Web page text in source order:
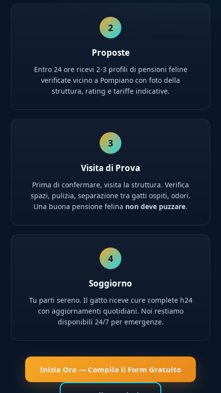
2
Proposte
Entro 24 ore ricevi 2-3 profili di pensioni feline
verificate vicino a Pompiano con foto della
struttura, rating e tariffe indicative.
3
Visita di Prova
Prima di confermare, visita la struttura. Verifica
spazi, pulizia, separazione tra gatti ospiti, odori.
Una buona pensione felina non deve puzzare.
4
Soggiorno
Tu parti sereno. Il gatto riceve cure complete h24
con aggiornamenti quotidiani. Noi restiamo
disponibili 24/7 per emergenze.
Inizia Ora — Compila il Form Gratuito